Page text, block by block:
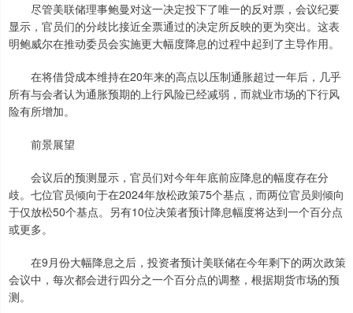
尽管美联储理事鲍曼对这一决定投下了唯一的反对票，会议纪要
显示，官员们的分歧比接近全票通过的决定所反映的更为突出。这表
明鲍威尔在推动委员会实施更大幅度降息的过程中起到了主导作用。
在将借贷成本维持在20年来的高点以压制通胀超过一年后，几乎
所有与会者认为通胀预期的上行风险已经减弱，而就业市场的下行风
险有所增加。
前景展望
会议后的预测显示，官员们对今年年底前应降息的幅度存在分
歧。七位官员倾向于在2024年放松政策75个基点，而两位官员则倾向
于仅放松50个基点。另有10位决策者预计降息幅度将达到一个百分点
或更多。
在9月份大幅降息之后，投资者预计美联储在今年剩下的两次政策
会议中，每次都会进行四分之一个百分点的调整，根据期货市场的预
测。